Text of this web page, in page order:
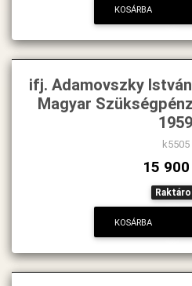
KOSÁRBA
ifj. Adamovszky
Magyar
1959
k5505
15
KOSÁRBA